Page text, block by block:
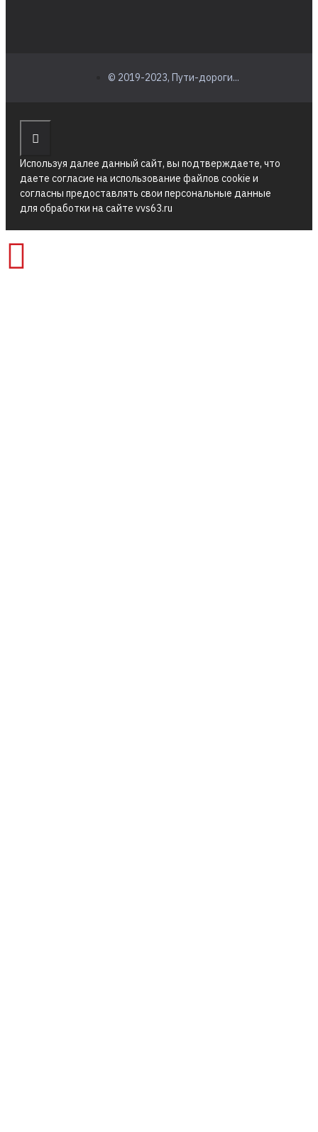
© 2019-2023, Пути-дороги...
Используя далее данный сайт, вы подтверждаете, что
даете согласие на использование файлов cookie и
согласны предоставлять свои персональные данные
для обработки на сайте vvs63.ru